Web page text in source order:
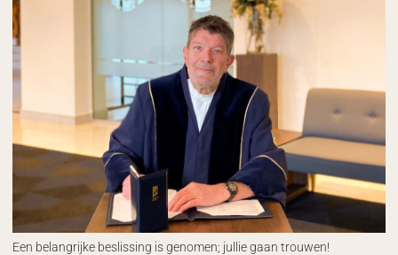
Een belangrijke beslissing is genomen; jullie gaan trouwen!